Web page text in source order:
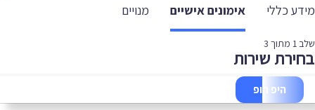
כללי אימונים אישיים מנויים
1מתוך 3
שירות
היפ הופ